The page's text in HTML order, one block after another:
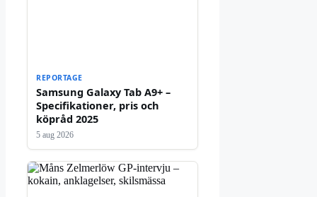
REPORTAGE
Samsung Galaxy Tab A9+ –
Specifikationer, pris och
köpråd 2025
5 aug 2026